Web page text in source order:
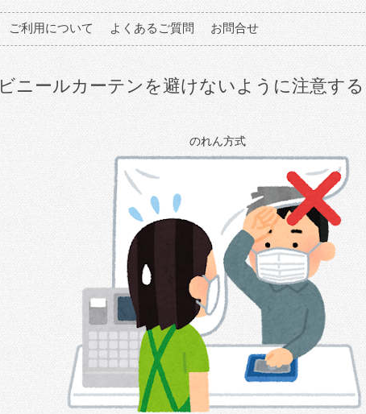
ご利用について よくあるご質問 お問合せ
ビニールカーテンを避けないように注意す
のれん方式